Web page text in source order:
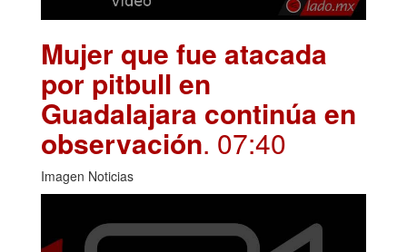
Mujer que fue atacada
por pitbull en
Guadalajara continúa en
observación. 07:40
Imagen Noticias